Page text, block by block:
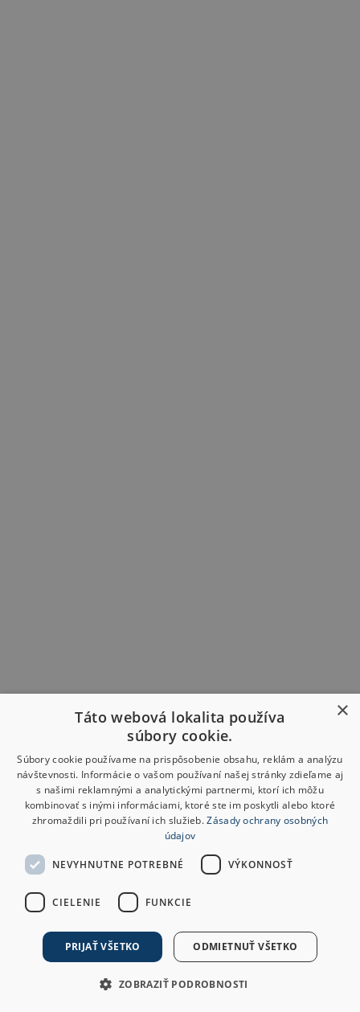
×
Táto webová lokalita používa
súbory cookie.
Súbory cookie používame na prispôsobenie obsahu, reklám a analýzu
návštevnosti. Informácie o vašom používaní našej stránky zdieľame aj
s našimi reklamnými a analytickými partnermi, ktorí ich môžu
kombinovať s inými informáciami, ktoré ste im poskytli alebo ktoré
zhromaždili pri používaní ich služieb.Zásady ochrany osobných
údajov
NEVYHNUTNE POTREBNÉ VÝKONNOSŤ
CIELENIE FUNKCIE
PRIJAŤ VŠETKO ODMIETNUŤ VŠETKO
ZOBRAZIŤ PODROBNOSTI